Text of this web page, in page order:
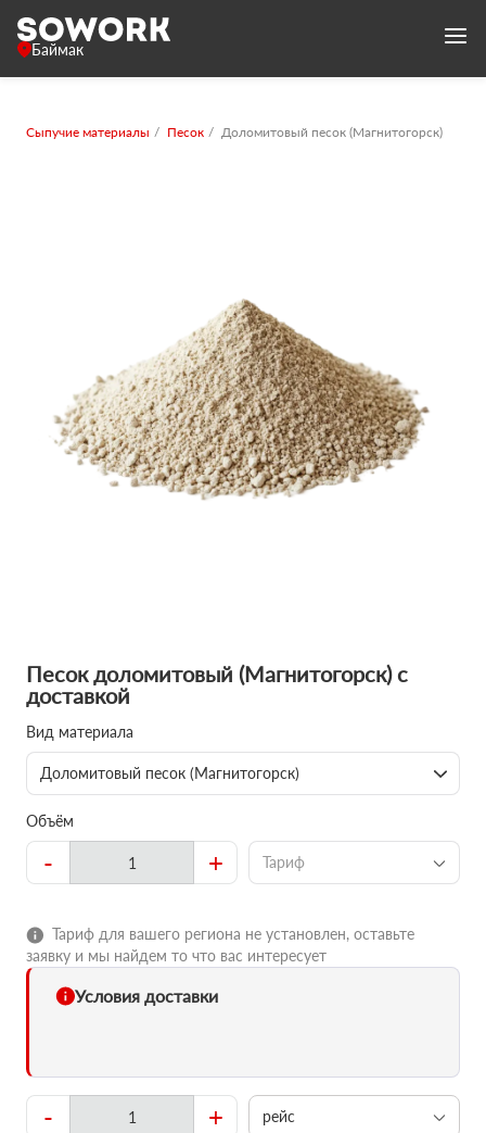
Баймак
Сыпучие материалы Песок Доломитовый песок (Магнитогорск)
Песок доломитовый (Магнитогорск) с
доставкой
Вид материала
Доломитовый песок (Магнитогорск)
Объём
- + Тариф
Тариф для вашего региона не установлен, оставьте
заявку и мы найдем то что вас интересует
Условия доставки
- + рейс